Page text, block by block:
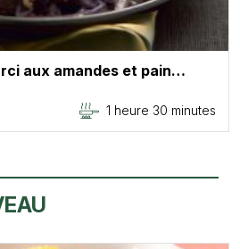
aux amandes et pain…
1 heure 30 minutes